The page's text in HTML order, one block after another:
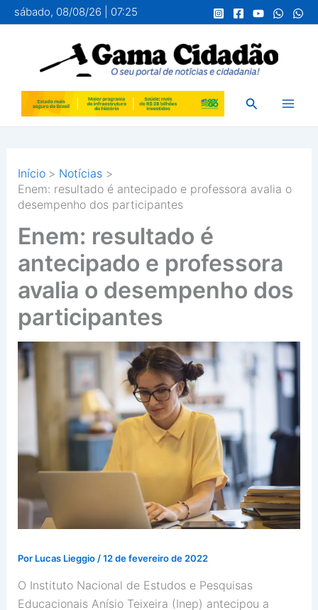
para
conteúdo
sábado, 08/08/26 | 07:25
Pesquisar
Início
Notícias
Enem: resultado é antecipado e professora avalia o
desempenho dos participantes
Enem: resultado é
antecipado e professora
avalia o desempenho dos
participantes
Por Lucas Lieggio/12 de fevereiro de 2022
O Instituto Nacional de Estudos e Pesquisas
Educacionais Anísio Teixeira (Inep) antecipou a